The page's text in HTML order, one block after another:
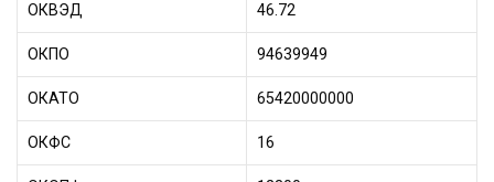
ОКВЭД 46.72
ОКПО 94639949
ОКАТО 65420000000
ОКФС 16